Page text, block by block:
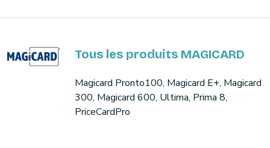
Tous les produits MAGICARD
Magicard Pronto100, Magicard E+, Magicard
300, Magicard 600, Ultima, Prima 8,
PriceCardPro